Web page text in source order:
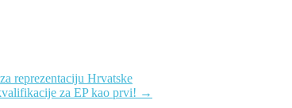
reprezentaciju Hrvatske
za EP kao prvi! →